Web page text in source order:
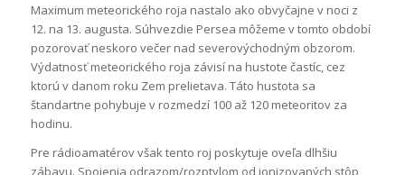
Maximum meteorického roja nastalo ako obvyčajne v noci z
12. na 13. augusta. Súhvezdie Persea môžeme v tomto období
pozorovať neskoro večer nad severovýchodným obzorom.
Výdatnosť meteorického roja závisí na hustote častíc, cez
ktorú v danom roku Zem prelietava. Táto hustota sa
štandartne pohybuje v rozmedzí 100 až 120 meteoritov za
hodinu.
Pre rádioamatérov však tento roj poskytuje oveľa dlhšiu
zábavu. Spojenia odrazom/rozptylom od ionizovaných stôp